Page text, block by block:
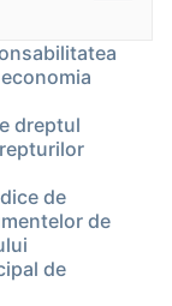
dreptul
de
de
de